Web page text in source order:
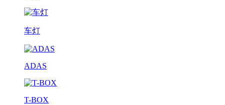
车灯
ADAS
T-BOX